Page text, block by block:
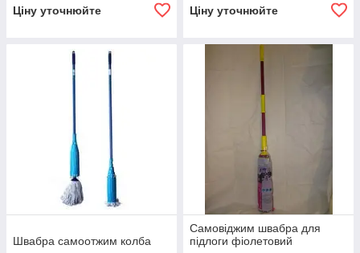
Ціну уточнюйте Ціну уточнюйте
Швабра самоотжим колба
Самовіджим швабра для
підлоги фіолетовий